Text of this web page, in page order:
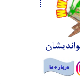
به‌ر بۆ خه‌ڵکی بڵێیته‌وه‌؟
له‌ پیشته‌وه‌ پێ‌غه‌مبه‌ران،
که‌ له‌ ڕۆژی په‌سڵاندا